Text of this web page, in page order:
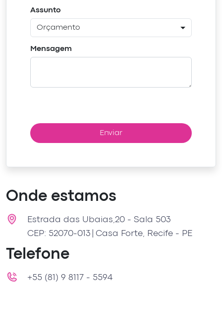
Assunto
Orçamento
Mensagem
Enviar
Onde estamos
Estrada das Ubaias,20 - Sala 503
CEP: 52070-013 | Casa Forte, Recife - PE
Telefone
+55 (81) 9 8117 - 5594